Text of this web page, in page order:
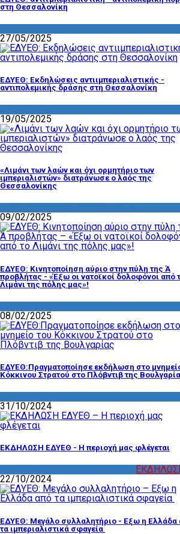
στη Θεσσαλονίκη
27/05/2025
ΕΔΥΕΘ: Εκδηλώσεις αντιιμπεριαλιστικής -
αντιπολεμικής δράσης στη Θεσσαλονίκη
19/05/2025
«Λιμάνι των λαών και όχι ορμητήριο των
ιμπεριαλιστών» διατράνωσε ο λαός της
Θεσσαλονίκης
09/02/2025
ΕΔΥΕΘ: Κινητοποίηση αύριο στην πύλη της Ά
προβλήτας - «Έξω οι νατοϊκοί δολοφόνοι από
Λιμάνι της πόλης μας»!
08/02/2025
ΕΔΥΕΘ:Πραγματοποίησε εκδήλωση στο
Κόκκινου Στρατού στο Πλόβντιβ της
31/10/2024
ΕΚΔΗΛΩΣΗ ΕΔΥΕΘ - Η περιοχή μας φλέγεται
22/10/2024
ΕΔΥΕΘ: Μεγάλο συλλαλητήριο - Εξω η Ελλάδα
τα ιμπεριαλιστικά σφαγεία